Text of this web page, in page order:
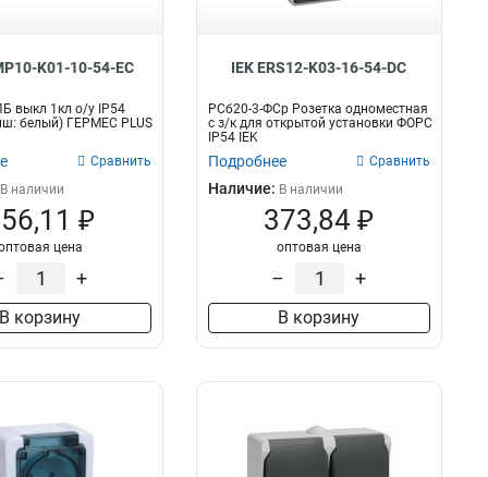
телефонная 0
28
0
0
Заглушка для розеток
Штепсельный разъем
Колпачок для розетки
для розетки
уличная
K01-10-54-EC
выкл 1кл о/у IP54
белый) ГЕРМЕС PLUS
Сравнить
В наличии
₽
цена
+
В корзину
IEK ERS12-K03-16-54-DC
РСб20-3-ФСр Розетка одноместная
с з/к для открытой установки ФОРС
IP54 IEK
Подробнее Сравнить
Наличие: В наличии
373,84 ₽
оптовая цена
– +
В корзину